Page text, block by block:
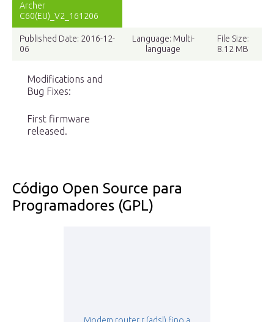
Archer
C60(EU)_V2_161206
Published Date: 2016-12-
06
Language: Multi-
language
File Size:
8.12 MB
Modifications and
Bug Fixes:
First firmware
released.
Código Open Source para
Programadores (GPL)